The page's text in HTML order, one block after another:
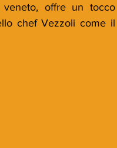
offre un tocco
chef Vezzoli come il